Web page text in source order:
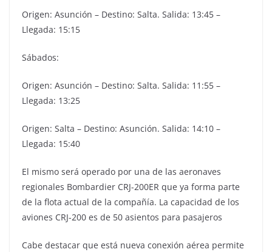
Origen: Asunción – Destino: Salta. Salida: 13:45 –
Llegada: 15:15
Sábados:
Origen: Asunción – Destino: Salta. Salida: 11:55 –
Llegada: 13:25
Origen: Salta – Destino: Asunción. Salida: 14:10 –
Llegada: 15:40
El mismo será operado por una de las aeronaves
regionales Bombardier CRJ-200ER que ya forma parte
de la flota actual de la compañía. La capacidad de los
aviones CRJ-200 es de 50 asientos para pasajeros
Cabe destacar que está nueva conexión aérea permite